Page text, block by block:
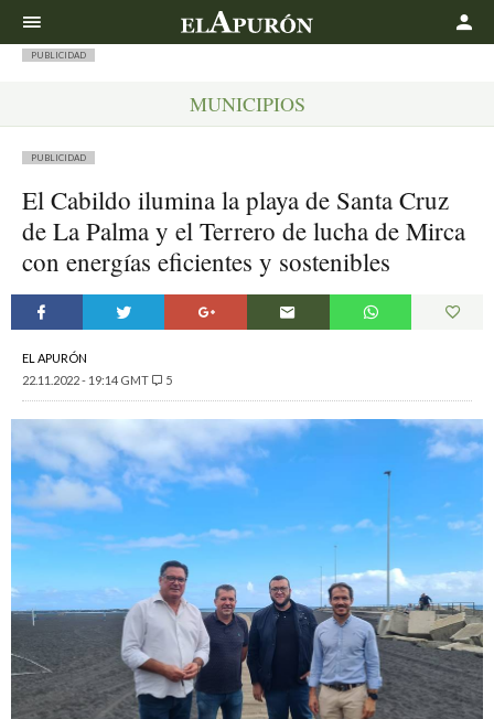
PUBLICIDAD
MUNICIPIOS
PUBLICIDAD
El Cabildo ilumina la playa de Santa Cruz
de La Palma y el Terrero de lucha de Mirca
con energías eficientes y sostenibles
EL APURÓN
22.11.2022 - 19:14 GMT
5